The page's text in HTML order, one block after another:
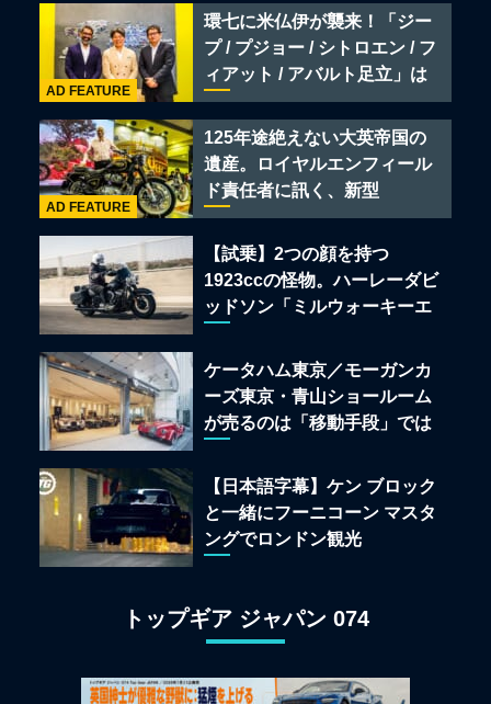
リオ /ベントレー スーパース
ポーツ
環七に米仏伊が襲来！「ジー
プ / プジョー / シトロエン / フ
ィアット / アバルト足立」は
クルマのセレクトショップで
ある
AD FEATURE
125年途絶えない大英帝国の
遺産。ロイヤルエンフィール
ド責任者に訊く、新型
「BULLET 650」と“時間の
質”を愛する理由
AD FEATURE
【試乗】2つの顔を持つ
1923ccの怪物。ハーレーダビ
ッドソン「ミルウォーキーエ
ケータハム東京／モーガンカ
ーズ東京・青山ショールーム
が売るのは「移動手段」では
【日本語字幕】ケン ブロック
と一緒にフーニコーン マスタ
ングでロンドン観光
トップギア ジャパン 074